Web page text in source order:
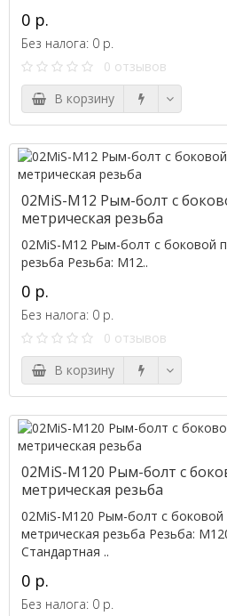
0 р.
Без налога: 0 р.
0 отзывов
В корзину
02MiS-M12 Рым-болт с
метрическая резьба
02MiS-M12 Рым-болт с боковой
резьба Резьба: M12..
0 р.
Без налога: 0 р.
0 отзывов
В корзину
02MiS-M120 Рым-болт с
метрическая резьба
02MiS-M120 Рым-болт с боковой
метрическая резьба Резьба:
Стандартная ..
0 р.
Без налога: 0 р.